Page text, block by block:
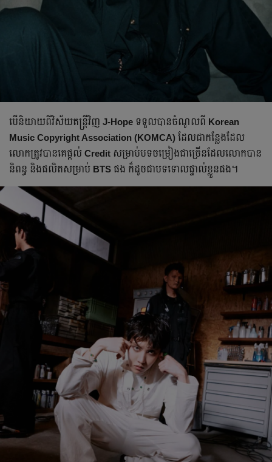
បើនិយាយពីវិស័យតន្ត្រីវិញ J-Hope ទទួល​បាន​ចំណូលពី Korean
Music Copyright Association (KOMCA) ដែលជាកន្លែង​ដែល​
លោកត្រូវ​បាន​គេផ្ដល់ Credit សម្រាប់បទចម្រៀងជា​ច្រើន​ដែល​លោកបាន​
និពន្ធ និងផលិតសម្រាប់ BTS ផង ក៏ដូចជាបទទោលផ្ទាល់ខ្លួនផង។